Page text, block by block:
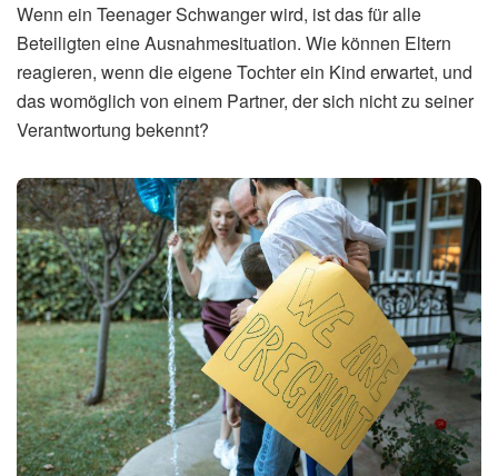
Wenn ein Teenager Schwangerwird, ist das für alle
Beteiligten eine Ausnahmesituation. Wie können Eltern
reagieren, wenn die eigene Tochter ein Kind erwartet, und
das womöglich von einem Partner, der sich nicht zu seiner
Verantwortung bekennt?